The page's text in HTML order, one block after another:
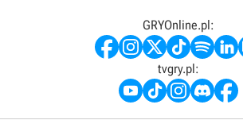
GRYOnline.pl:
tvgry.pl: